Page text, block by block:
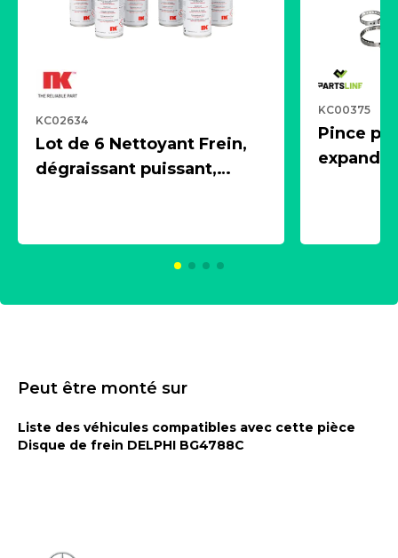
KC02634
Lot de 6 Nettoyant Frein,
dégraissant puissant,
KC00375
Pince
Peut être monté sur
Liste des véhicules compatibles avec cette pièce
Disque de frein DELPHI BG4788C